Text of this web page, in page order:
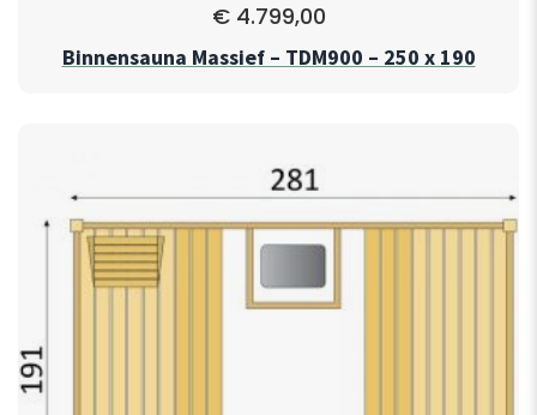
€4.799,00
Binnensauna Massief – TDM900 – 250 x 190